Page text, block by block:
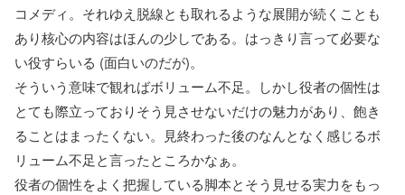
コメディ。それゆえ脱線とも取れるような展開が続くことも
あり核心の内容はほんの少しである。はっきり言って必要な
い役すらいる (面白いのだが)。
そういう意味で観ればボリューム不足。しかし役者の個性は
とても際立っておりそう見させないだけの魅力があり、飽き
ることはまったくない。見終わった後のなんとなく感じるボ
リューム不足と言ったところかなぁ。
役者の個性をよく把握している脚本とそう見せる実力をもっ